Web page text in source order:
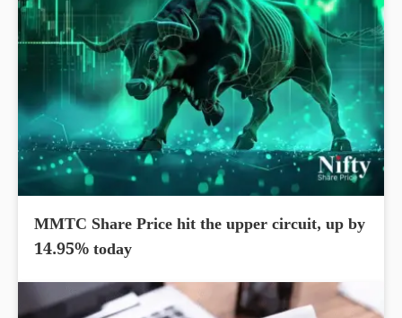
MMTC Share Price hit the upper circuit, up by
14.95% today